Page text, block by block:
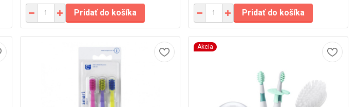
Pridať do košíka Pridať do košíka
Akcia